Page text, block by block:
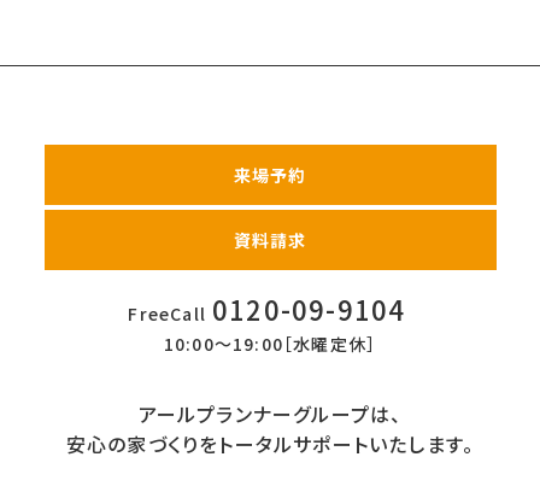
来場予約
資料請求
FreeCall 0120-09-9104
10:00〜19:00［水曜定休］
アールプランナーグループは、
安心の家づくりをトータルサポートいたします。